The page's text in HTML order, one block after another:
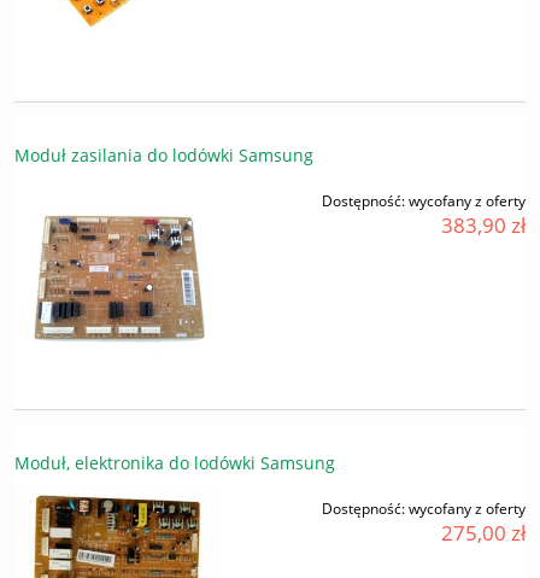
Moduł zasilania do lodówki Samsung
Dostępność:wycofany z oferty
383,90 zł
Moduł, elektronika do lodówki Samsung
Dostępność:wycofany z oferty
275,00 zł